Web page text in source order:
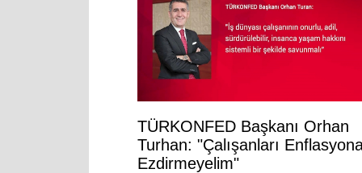
TÜRKONFED Başkanı Orhan
Turhan: "Çalışanları
Ezdirmeyelim"